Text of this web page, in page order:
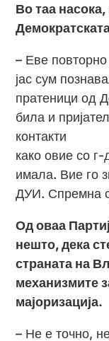
Во таа
– Еве
јас сум
пратеници од
била и
контакти
како овие со
имала. Вие го
ДУИ. Спремна
Од оваа
нешто, дека
страната на
механизмите
мајоризација.
– Не е точно,